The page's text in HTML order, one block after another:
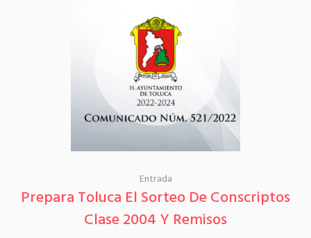
Entrada
Prepara Toluca El Sorteo De Conscriptos
Clase 2004 Y Remisos